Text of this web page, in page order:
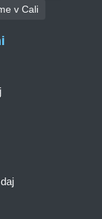
v Cali